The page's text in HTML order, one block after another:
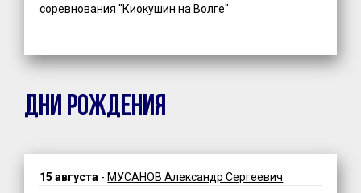
соревнования "Киокушин на Волге"
ДНИ РОЖДЕНИЯ
15 августа - МУСАНОВ Александр Сергеевич